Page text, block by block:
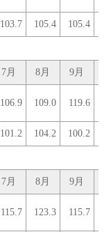
103.7 105.4 105.4
7月 8月 9月
106.9 109.0 119.6
101.2 104.2 100.2
7月 8月 9月
115.7 123.3 115.7